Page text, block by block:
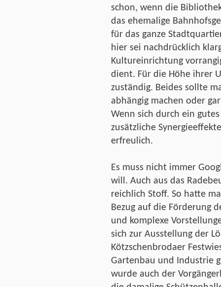
schon, wenn die
das ehemalige
für das ganze
hier sei nachdrücklich
Kultureinrichtung
dient. Für die Höhe ihrer
zuständig. Beides sollte
abhängig machen oder
Wenn sich durch ein
zusätzliche
erfreulich.
Es muss nicht immer
will. Auch aus das
reichlich Stoff. So hatte
Bezug auf die Förderung
und komplexe
sich zur Ausstellung der
Kötzschenbrodaer
Gartenbau und Industrie
wurde auch der